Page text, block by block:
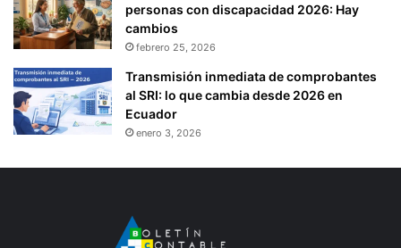
personas con discapacidad 2026: Hay
cambios
febrero 25, 2026
Transmisión inmediata de comprobantes
al SRI: lo que cambia desde 2026 en
Ecuador
enero 3, 2026